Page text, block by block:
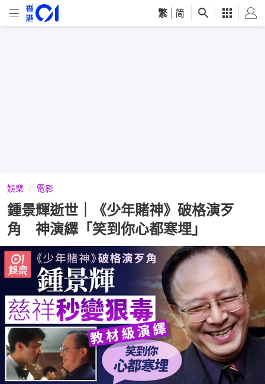
繁 简
娛樂 電影
鍾景輝逝世｜《少年賭神》破格演歹
角 神演繹「笑到你心都寒埋」